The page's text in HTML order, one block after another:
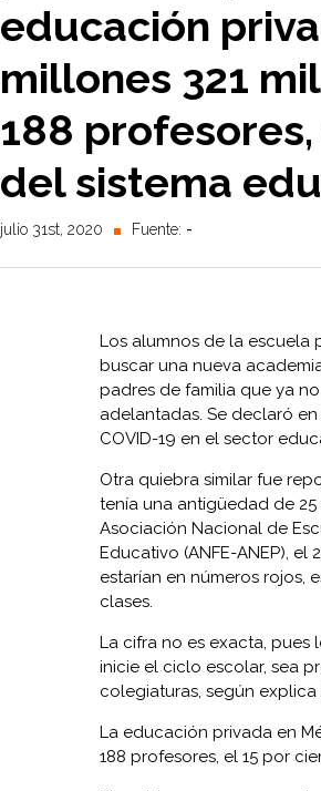
educación
millones 321
188
del sistema
julio 31st, 2020 Fuente: -
Los alumnos de la escuela
buscar una nueva
padres de familia que ya
adelantadas. Se declaró
COVID-19 en el sector
Otra quiebra similar fue
tenía una antigüedad de
Asociación Nacional de
Educativo (ANFE-ANEP),
estarían en números rojos,
clases.
La cifra no es exacta, pues
inicie el ciclo escolar, sea
colegiaturas, según explica
La educación privada en
188 profesores, el 15 por